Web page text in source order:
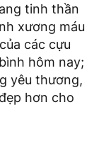
tinh thần
xương máu
các cựu
hôm nay;
yêu thương,
hơn cho